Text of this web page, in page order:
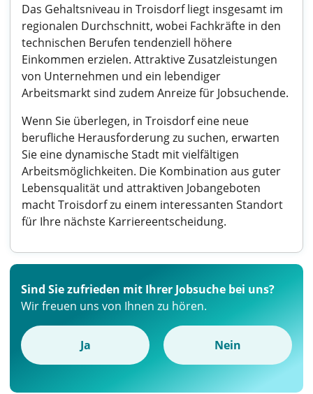
Das Gehaltsniveau in Troisdorf liegt insgesamt im
regionalen Durchschnitt, wobei Fachkräfte in den
technischen Berufen tendenziell höhere
Einkommen erzielen. Attraktive Zusatzleistungen
von Unternehmen und ein lebendiger
Arbeitsmarkt sind zudem Anreize für Jobsuchende.
Wenn Sie überlegen, in Troisdorf eine neue
berufliche Herausforderung zu suchen, erwarten
Sie eine dynamische Stadt mit vielfältigen
Arbeitsmöglichkeiten. Die Kombination aus guter
Lebensqualität und attraktiven Jobangeboten
macht Troisdorf zu einem interessanten Standort
für Ihre nächste Karriereentscheidung.
Sind Sie zufrieden mit Ihrer Jobsuche bei uns?
Wir freuen uns von Ihnen zu hören.
Ja Nein